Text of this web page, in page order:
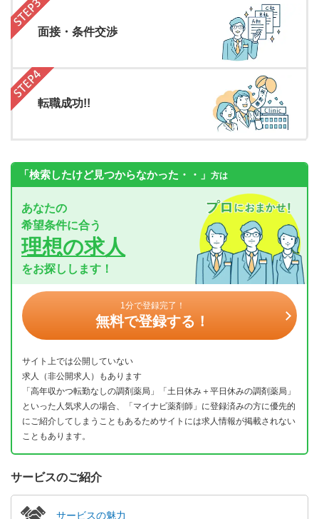
面接・条件交渉
転職成功!!
「検索したけど見つからなかった・・」 方は
あなたの
希望条件に合う
理想の求人
をお探しします！
1分で登録完了！
無料で登録する！
サイト上では公開していない
求人（非公開求人）もあります
「高年収かつ転勤なしの調剤薬局」「土日休み＋平日休みの調剤薬局」
といった人気求人の場合、「マイナビ薬剤師」に登録済みの方に優先的
にご紹介してしまうこともあるためサイトには求人情報が掲載されない
こともあります。
サービスのご紹介
サービスの魅力